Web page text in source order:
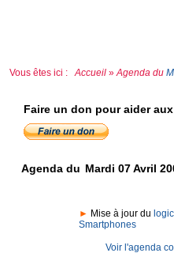
Vous êtes ici : Accueil » Agenda du
Faire un don pour aider
Agenda du Mardi 07 Avril
► Mise à jour du
Smartphones
Voir l'agenda